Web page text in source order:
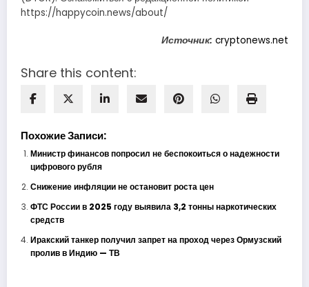
https://happycoin.news/about/
Источник: cryptonews.net
Share this content:
Похожие Записи:
Министр финансов попросил не беспокоиться о надежности
цифрового рубля
Снижение инфляции не остановит роста цен
ФТС России в 2025 году выявила 3,2 тонны наркотических
средств
Иракский танкер получил запрет на проход через Ормузский
пролив в Индию — ТВ